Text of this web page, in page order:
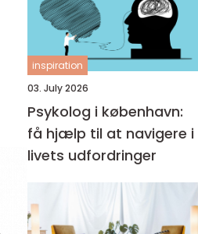
inspiration
03. July 2026
Psykolog i københavn:
få hjælp til at navigere i
livets udfordringer